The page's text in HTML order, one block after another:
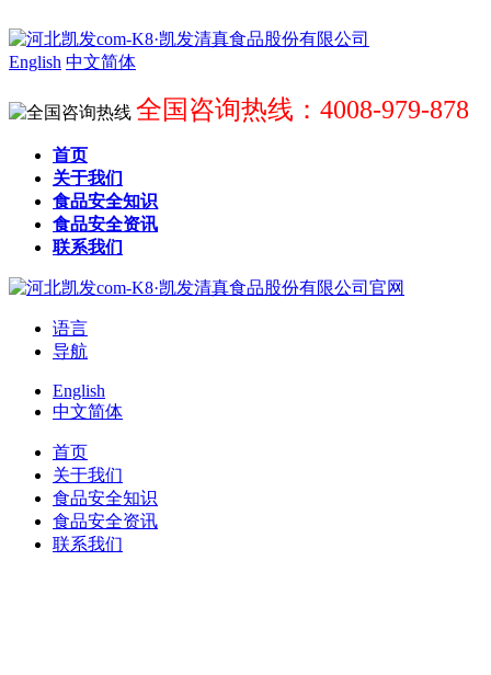
English 中文简体
全国咨询热线：4008-979-878
首页
关于我们
食品安全知识
食品安全资讯
联系我们
语言
导航
English
中文简体
首页
关于我们
食品安全知识
食品安全资讯
联系我们